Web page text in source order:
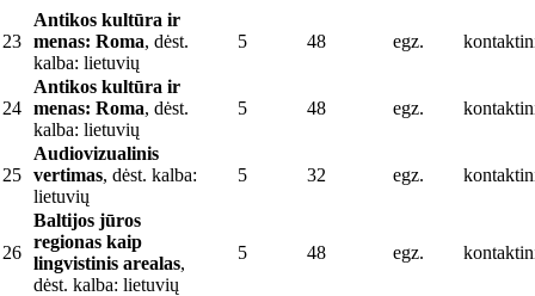
23
Antikos kultūra ir
menas: Roma, dėst.
kalba: lietuvių
5 48 egz.
24
Antikos kultūra ir
menas: Roma, dėst.
kalba: lietuvių
5 48 egz.
25
Audiovizualinis
vertimas, dėst. kalba:
lietuvių
5 32 egz.
26
Baltijos jūros
regionas kaip
lingvistinis arealas,
dėst. kalba: lietuvių
5 48 egz.